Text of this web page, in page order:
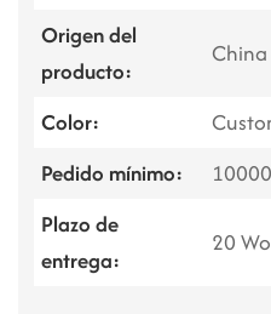
Origen del
producto:
China
Color:
Pedido mínimo:
Plazo de
entrega:
20